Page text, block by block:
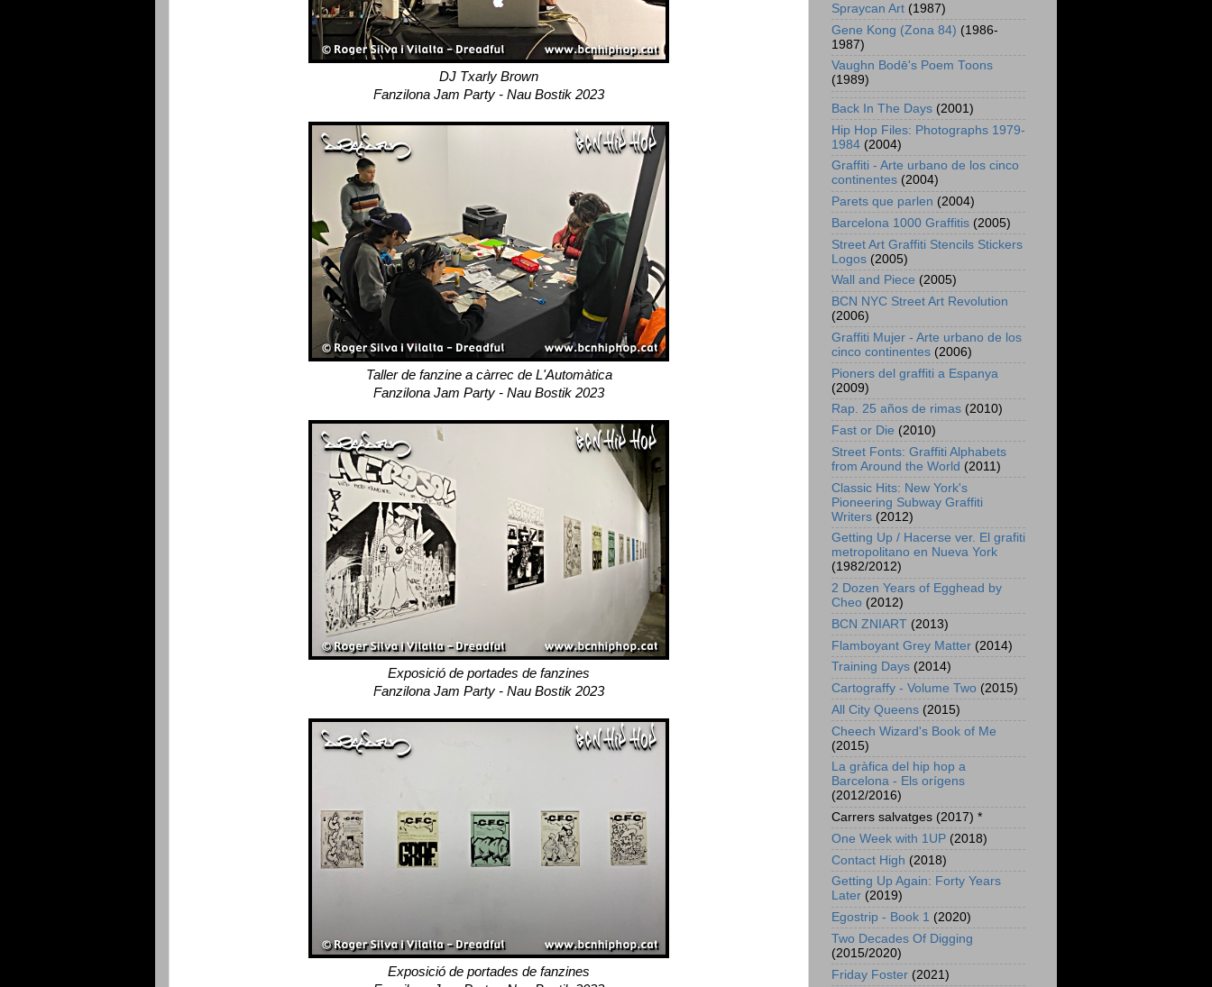
DJ Txarly Brown
Fanzilona Jam Party - Nau Bostik 2023
Taller de fanzine a càrrec de L'Automàtica
Fanzilona Jam Party - Nau Bostik 2023
Exposició de portades de fanzines
Fanzilona Jam Party - Nau Bostik 2023
Exposició de portades de fanzines
Spraycan Art (1987)
Gene Kong (Zona 84) (1986-
1987)
Vaughn Bodē's Poem Toons
(1989)
Back In The Days (2001)
Hip Hop Files: Photographs 1979-
1984 (2004)
Graffiti - Arte urbano de los cinco
continentes (2004)
Parets que parlen (2004)
Barcelona 1000 Graffitis (2005)
Street Art Graffiti Stencils Stickers
Logos (2005)
Wall and Piece (2005)
BCN NYC Street Art Revolution
(2006)
Graffiti Mujer - Arte urbano de los
cinco continentes (2006)
Pioners del graffiti a Espanya
(2009)
Rap. 25 años de rimas (2010)
Fast or Die (2010)
Street Fonts: Graffiti Alphabets
from Around the World (2011)
Classic Hits: New York's
Pioneering Subway Graffiti
Writers (2012)
Getting Up / Hacerse ver. El grafiti
metropolitano en Nueva York
(1982/2012)
2 Dozen Years of Egghead by
Cheo (2012)
BCN ZNIART (2013)
Flamboyant Grey Matter (2014)
Training Days (2014)
Cartograffy - Volume Two (2015)
All City Queens (2015)
Cheech Wizard's Book of Me
(2015)
La gràfica del hip hop a
Barcelona - Els orígens
(2012/2016)
Carrers salvatges (2017) *
One Week with 1UP (2018)
Contact High (2018)
Getting Up Again: Forty Years
Later (2019)
Egostrip - Book 1 (2020)
Two Decades Of Digging
(2015/2020)
Friday Foster (2021)